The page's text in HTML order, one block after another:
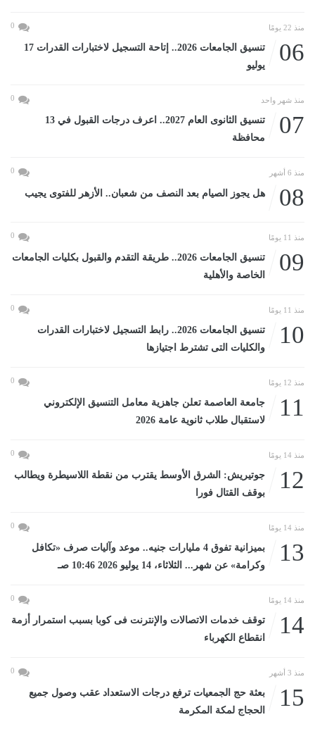
منذ 22 يومًا 0
06
تنسيق الجامعات 2026.. إتاحة التسجيل لاختبارات القدرات 17
يوليو
منذ شهر واحد 0
07
تنسيق الثانوى العام 2027.. اعرف درجات القبول في 13
محافظة
منذ 6 أشهر 0
08 هل يجوز الصيام بعد النصف من شعبان.. الأزهر للفتوى يجيب
منذ 11 يومًا 0
09
تنسيق الجامعات 2026.. طريقة التقدم والقبول بكليات الجامعات
الخاصة والأهلية
منذ 11 يومًا 0
10
تنسيق الجامعات 2026.. رابط التسجيل لاختبارات القدرات
والكليات التى تشترط اجتيازها
منذ 12 يومًا 0
11
جامعة العاصمة تعلن جاهزية معامل التنسيق الإلكتروني
لاستقبال طلاب ثانوية عامة 2026
منذ 14 يومًا 0
12
جوتيريش: الشرق الأوسط يقترب من نقطة اللاسيطرة ويطالب
بوقف القتال فورا
منذ 14 يومًا 0
13
بميزانية تفوق 4 مليارات جنيه.. موعد وآليات صرف «تكافل
وكرامة» عن شهر... الثلاثاء، 14 يوليو 2026 10:46 صـ
منذ 14 يومًا 0
14
توقف خدمات الاتصالات والإنترنت فى كوبا بسبب استمرار أزمة
انقطاع الكهرباء
منذ 3 أشهر 0
15
بعثة حج الجمعيات ترفع درجات الاستعداد عقب وصول جميع
الحجاج لمكة المكرمة